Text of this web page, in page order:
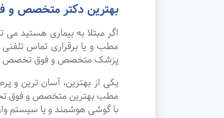
بهترین دکتر متخصص
اگر مبتلا به بیماری هستید
مطب و یا برقراری تماس
پزشک متخصص و فوق تخصص
یکی از بهترین، آسان ترین و
مطب بهترین متخصص و فوق
با گوشی هوشمند و یا سیستم